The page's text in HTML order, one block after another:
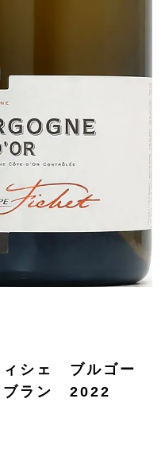
ィシェ ブルゴー
ラン 2022